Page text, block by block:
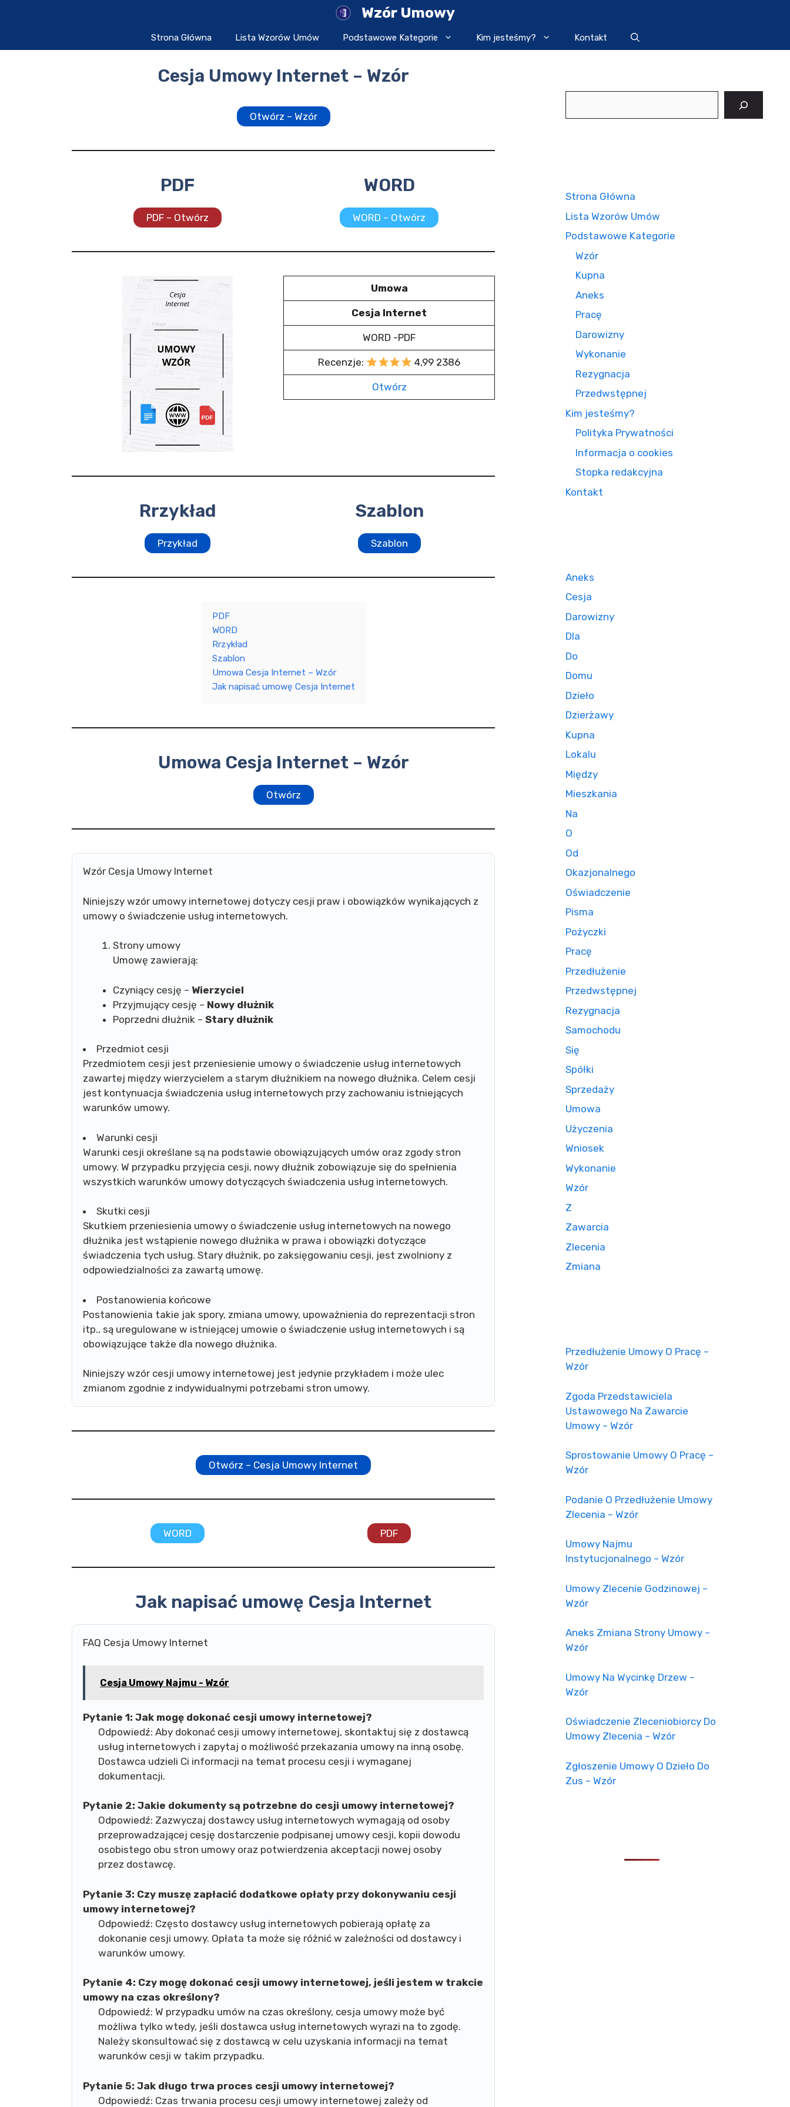
Wzór Umowy
Strona Główna Lista Wzorów Umów Podstawowe Kategorie Kim jesteśmy? Kontakt
Cesja Umowy Internet – Wzór
Otwórz – Wzór
PDF
PDF – Otwórz
WORD
WORD – Otwórz
Umowa
Cesja Internet
WORD -PDF
Recenzje: 4,99 2386
Otwórz
Rrzykład
Przykład
Szablon
Szablon
PDF
WORD
Rrzykład
Szablon
Umowa Cesja Internet – Wzór
Jak napisać umowę Cesja Internet
Umowa Cesja Internet – Wzór
Otwórz
Wzór Cesja Umowy Internet
Niniejszy wzór umowy internetowej dotyczy cesji praw i obowiązków wynikających z
umowy o świadczenie usług internetowych.
Strony umowy
Umowę zawierają:
Czyniący cesję – Wierzyciel
Przyjmujący cesję – Nowy dłużnik
Poprzedni dłużnik – Stary dłużnik
Przedmiot cesji
Przedmiotem cesji jest przeniesienie umowy o świadczenie usług internetowych
zawartej między wierzycielem a starym dłużnikiem na nowego dłużnika. Celem cesji
jest kontynuacja świadczenia usług internetowych przy zachowaniu istniejących
warunków umowy.
Warunki cesji
Warunki cesji określane są na podstawie obowiązujących umów oraz zgody stron
umowy. W przypadku przyjęcia cesji, nowy dłużnik zobowiązuje się do spełnienia
wszystkich warunków umowy dotyczących świadczenia usług internetowych.
Skutki cesji
Skutkiem przeniesienia umowy o świadczenie usług internetowych na nowego
dłużnika jest wstąpienie nowego dłużnika w prawa i obowiązki dotyczące
świadczenia tych usług. Stary dłużnik, po zaksięgowaniu cesji, jest zwolniony z
odpowiedzialności za zawartą umowę.
Postanowienia końcowe
Postanowienia takie jak spory, zmiana umowy, upoważnienia do reprezentacji stron
itp., są uregulowane w istniejącej umowie o świadczenie usług internetowych i są
obowiązujące także dla nowego dłużnika.
Niniejszy wzór cesji umowy internetowej jest jedynie przykładem i może ulec
zmianom zgodnie z indywidualnymi potrzebami stron umowy.
Otwórz – Cesja Umowy Internet
WORD PDF
Jak napisać umowę Cesja Internet
FAQ Cesja Umowy Internet
Cesja Umowy Najmu - Wzór
Pytanie 1: Jak mogę dokonać cesji umowy internetowej?
Odpowiedź: Aby dokonać cesji umowy internetowej, skontaktuj się z dostawcą
usług internetowych i zapytaj o możliwość przekazania umowy na inną osobę.
Dostawca udzieli Ci informacji na temat procesu cesji i wymaganej
dokumentacji.
Pytanie 2: Jakie dokumenty są potrzebne do cesji umowy internetowej?
Odpowiedź: Zazwyczaj dostawcy usług internetowych wymagają od osoby
przeprowadzającej cesję dostarczenie podpisanej umowy cesji, kopii dowodu
osobistego obu stron umowy oraz potwierdzenia akceptacji nowej osoby
przez dostawcę.
Pytanie 3: Czy muszę zapłacić dodatkowe opłaty przy dokonywaniu cesji
umowy internetowej?
Odpowiedź: Często dostawcy usług internetowych pobierają opłatę za
dokonanie cesji umowy. Opłata ta może się różnić w zależności od dostawcy i
warunków umowy.
Pytanie 4: Czy mogę dokonać cesji umowy internetowej, jeśli jestem w trakcie
umowy na czas określony?
Odpowiedź: W przypadku umów na czas określony, cesja umowy może być
możliwa tylko wtedy, jeśli dostawca usług internetowych wyrazi na to zgodę.
Należy skonsultować się z dostawcą w celu uzyskania informacji na temat
warunków cesji w takim przypadku.
Pytanie 5: Jak długo trwa proces cesji umowy internetowej?
Odpowiedź: Czas trwania procesu cesji umowy internetowej zależy od
Strona Główna
Lista Wzorów Umów
Podstawowe Kategorie
Wzór
Kupna
Aneks
Pracę
Darowizny
Wykonanie
Rezygnacja
Przedwstępnej
Kim jesteśmy?
Polityka Prywatności
Informacja o cookies
Stopka redakcyjna
Kontakt
Aneks
Cesja
Darowizny
Dla
Do
Domu
Dzieło
Dzierżawy
Kupna
Lokalu
Między
Mieszkania
Na
O
Od
Okazjonalnego
Oświadczenie
Pisma
Pożyczki
Pracę
Przedłużenie
Przedwstępnej
Rezygnacja
Samochodu
Się
Spółki
Sprzedaży
Umowa
Użyczenia
Wniosek
Wykonanie
Wzór
Z
Zawarcia
Zlecenia
Zmiana
Przedłużenie Umowy O Pracę –
Wzór
Zgoda Przedstawiciela
Ustawowego Na Zawarcie
Umowy – Wzór
Sprostowanie Umowy O Pracę –
Wzór
Podanie O Przedłużenie Umowy
Zlecenia – Wzór
Umowy Najmu
Instytucjonalnego – Wzór
Umowy Zlecenie Godzinowej –
Wzór
Aneks Zmiana Strony Umowy –
Wzór
Umowy Na Wycinkę Drzew –
Wzór
Oświadczenie Zleceniobiorcy Do
Umowy Zlecenia – Wzór
Zgłoszenie Umowy O Dzieło Do
Zus – Wzór